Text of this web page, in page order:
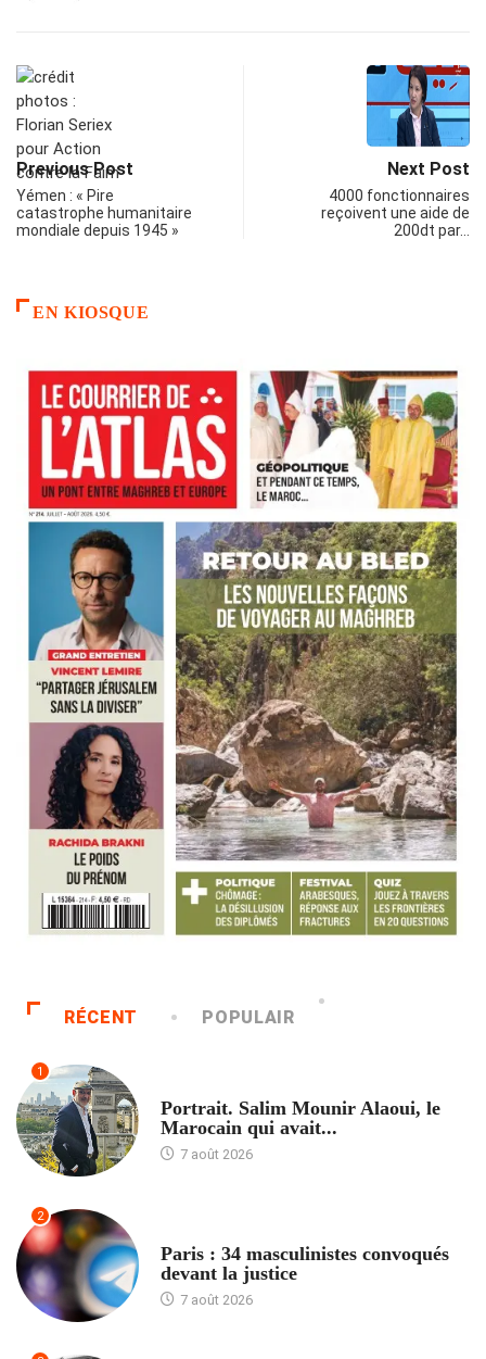
Previous Post
Yémen : « Pire
catastrophe humanitaire
mondiale depuis 1945 »
Next Post
4000 fonctionnaires
reçoivent une aide de
200dt par…
EN KIOSQUE
RÉCENT POPULAIR
1
Portrait. Salim Mounir Alaoui, le
Marocain qui avait...
7 août 2026
2
Paris : 34 masculinistes convoqués
devant la justice
7 août 2026